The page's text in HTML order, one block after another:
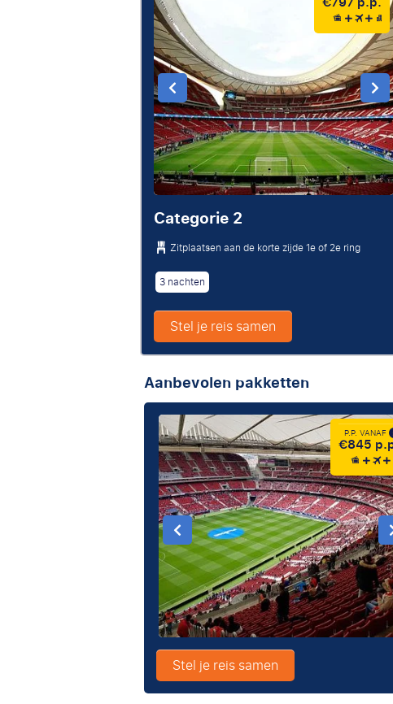
Categorie 2
Zitplaatsen aan de korte zijde 1e of 2e ring
3 nachten
Stel je reis samen
Aanbevolen pakketten
P.P. VANAF
€845
Stel je reis samen